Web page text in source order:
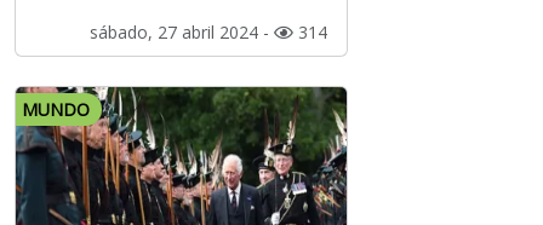
sábado, 27 abril 2024 - 314
MUNDO